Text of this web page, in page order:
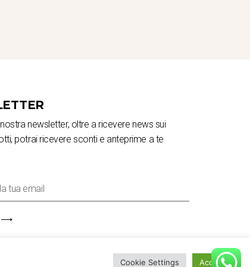
nostra newsletter, oltre a ricevere news sui
potrai ricevere sconti e anteprime a te
⟶
Cookie Settings Accetta